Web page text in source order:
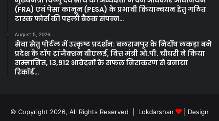
(FRA) एवं पेसा कानून (PESA) के प्रभावी क्रियान्वयन हेतु गठित
टास्क फोर्स की पहली बैठक संपन्न…
August 5, 2026
सेवा सेतु पोर्टल में उत्कृष्ट प्रदर्शन: बलरामपुर के निर्दोष लकड़ा बने
प्रदेश के टॉप ट्रांजैक्शन वीएलई, वित्त मंत्री ओ.पी. चौधरी ने किया
सम्मानित, 13,912 आवेदनों के सफल निराकरण से बनाया
रिकॉर्ड…
© Copyright 2026, All Rights Reserved | Lokdarshan | Design